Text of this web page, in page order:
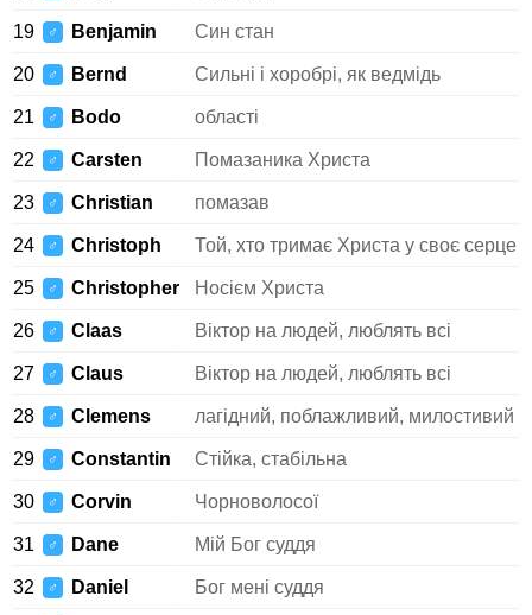
19 ♂ Benjamin Син стан
20 ♂ Bernd Сильні і хоробрі, як ведмідь
21 ♂ Bodo області
22 ♂ Carsten Помазаника Христа
23 ♂ Christian помазав
24 ♂ Christoph Той, хто тримає Христа у своє серце
25 ♂ Christopher Носієм Христа
26 ♂ Claas Віктор на людей, люблять всі
27 ♂ Claus Віктор на людей, люблять всі
28 ♂ Clemens лагідний, поблажливий, милостивий
29 ♂ Constantin Стійка, стабільна
30 ♂ Corvin Чорноволосої
31 ♂ Dane Мій Бог суддя
32 ♂ Daniel Бог мені суддя